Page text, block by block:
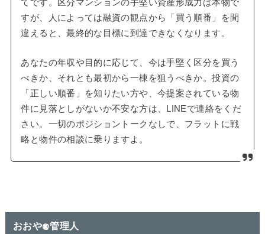
てです。区分マンションの手堅い資産形成力は本物で
すが、人によっては融資の観点から「買う順番」を間
違えると、最終的な目標に到達できなくなります。
あなたの年収や目的に応じて、今は手堅く区分を買う
べきか、それとも最初から一棟を狙うべきか。投資の
「正しい順番」を知りたい方や、今提案されている物
件に見落としがないか不安な方は、LINEで連絡をくだ
さい。一切のポジショントークなしで、フラットに戦
略と物件の相談に乗りますよ。
おおや@管理人